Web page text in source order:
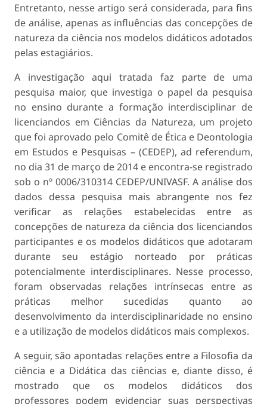
Entretanto, nesse artigo será considerada, para fins
de análise, apenas as influências das concepções de
natureza da ciência nos modelos didáticos adotados
pelas estagiários.
A investigação aqui tratada faz parte de uma
pesquisa maior, que investiga o papel da pesquisa
no ensino durante a formação interdisciplinar de
licenciandos em Ciências da Natureza, um projeto
que foi aprovado pelo Comitê de Ética e Deontologia
em Estudos e Pesquisas – (CEDEP), ad referendum,
no dia 31 de março de 2014 e encontra-se registrado
sob o nº 0006/310314 CEDEP/UNIVASF. A análise dos
dados dessa pesquisa mais abrangente nos fez
verificar as relações estabelecidas entre as
concepções de natureza da ciência dos licenciandos
participantes e os modelos didáticos que adotaram
durante seu estágio norteado por práticas
potencialmente interdisciplinares. Nesse processo,
foram observadas relações intrínsecas entre as
práticas melhor sucedidas quanto ao
desenvolvimento da interdisciplinaridade no ensino
e a utilização de modelos didáticos mais complexos.
A seguir, são apontadas relações entre a Filosofia da
ciência e a Didática das ciências e, diante disso, é
mostrado que os modelos didáticos dos
professores podem evidenciar suas perspectivas